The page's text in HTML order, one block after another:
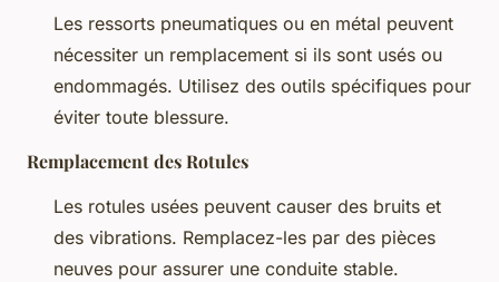
Les ressorts pneumatiques ou en métal peuvent
nécessiter un remplacement si ils sont usés ou
endommagés. Utilisez des outils spécifiques pour
éviter toute blessure.
Remplacement des Rotules
Les rotules usées peuvent causer des bruits et
des vibrations. Remplacez-les par des pièces
neuves pour assurer une conduite stable.